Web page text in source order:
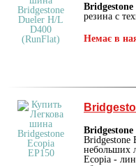
резина с
Немає в
Bridgestone
Bridgestone
небольших
Ecopia -